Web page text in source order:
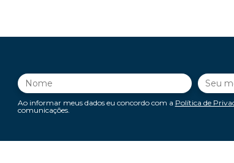
Ao informar meus dados eu concordo com a Política de
comunicações.